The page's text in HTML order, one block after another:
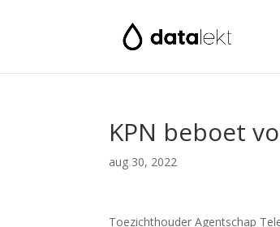
KPN beboet
aug 30, 2022
Toezichthouder Agentschap